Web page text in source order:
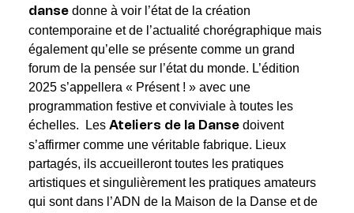
dansedonne à voir l’état de la création
contemporaine et de l’actualité chorégraphique mais
également qu’elle se présente comme un grand
forum de la pensée sur l’état du monde. L’édition
2025 s’appellera « Présent ! » avec une
programmation festive et conviviale à toutes les
échelles. Les Ateliers de la Dansedoivent
s’affirmer comme une véritable fabrique. Lieux
partagés, ils accueilleront toutes les pratiques
artistiques et singulièrement les pratiques amateurs
qui sont dans l’ADN de la Maison de la Danse et de